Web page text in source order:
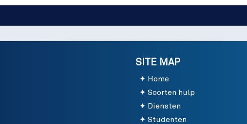
SITE MAP
Home
Soorten hulp
Diensten
Studenten